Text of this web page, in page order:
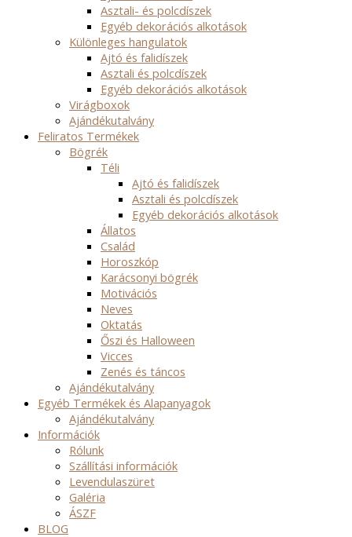
Asztali- és polcdíszek
Egyéb dekorációs alkotások
Különleges hangulatok
Ajtó és falidíszek
Asztali és polcdíszek
Egyéb dekorációs alkotások
Virágboxok
Ajándékutalvány
Feliratos Termékek
Bögrék
Téli
Ajtó és falidíszek
Asztali és polcdíszek
Egyéb dekorációs alkotások
Állatos
Család
Horoszkóp
Karácsonyi bögrék
Motivációs
Neves
Oktatás
Őszi és Halloween
Vicces
Zenés és táncos
Ajándékutalvány
Egyéb Termékek és Alapanyagok
Ajándékutalvány
Információk
Rólunk
Szállítási információk
Levendulaszüret
Galéria
ÁSZF
BLOG